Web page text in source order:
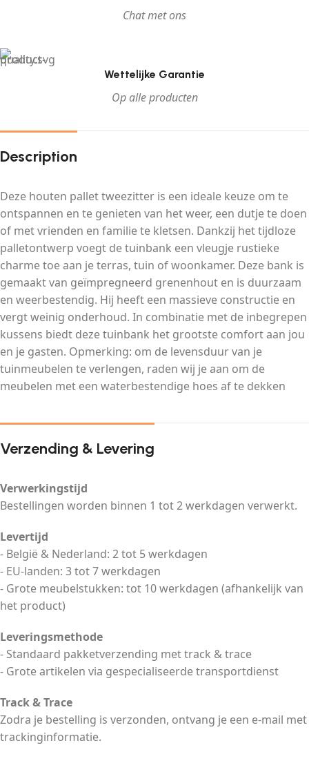
Chat met ons
Wettelijke Garantie
Op alle producten
Description
Deze houten pallet tweezitter is een ideale keuze om te
ontspannen en te genieten van het weer, een dutje te doen
of met vrienden en familie te kletsen. Dankzij het tijdloze
palletontwerp voegt de tuinbank een vleugje rustieke
charme toe aan je terras, tuin of woonkamer. Deze bank is
gemaakt van geïmpregneerd grenenhout en is duurzaam
en weerbestendig. Hij heeft een massieve constructie en
vergt weinig onderhoud. In combinatie met de inbegrepen
kussens biedt deze tuinbank het grootste comfort aan jou
en je gasten. Opmerking: om de levensduur van je
tuinmeubelen te verlengen, raden wij je aan om de
meubelen met een waterbestendige hoes af te dekken
Verzending & Levering
Verwerkingstijd
Bestellingen worden binnen 1 tot 2 werkdagen verwerkt.
Levertijd
- België & Nederland: 2 tot 5 werkdagen
- EU-landen: 3 tot 7 werkdagen
- Grote meubelstukken: tot 10 werkdagen (afhankelijk van
het product)
Leveringsmethode
- Standaard pakketverzending met track & trace
- Grote artikelen via gespecialiseerde transportdienst
Track & Trace
Zodra je bestelling is verzonden, ontvang je een e-mail met
trackinginformatie.